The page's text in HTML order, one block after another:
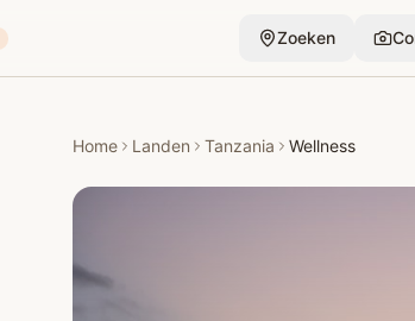
Zoeken
Home Landen Tanzania Wellness